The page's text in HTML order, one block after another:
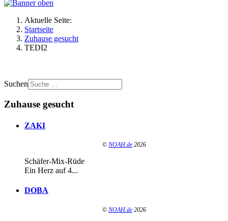
Aktuelle Seite:
Startseite
Zuhause gesucht
TEDI2
Suchen
Zuhause gesucht
ZAKI
© NOAH.de 2026
Schäfer-Mix-Rüde
Ein Herz auf 4...
DOBA
© NOAH.de 2026